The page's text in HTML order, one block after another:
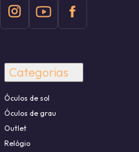
Categorias
Óculos de sol
Óculos de grau
Outlet
Relógio